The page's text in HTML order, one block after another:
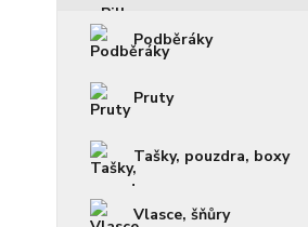
Podběráky
Pruty
Tašky, pouzdra, boxy
Vlasce, šňůry